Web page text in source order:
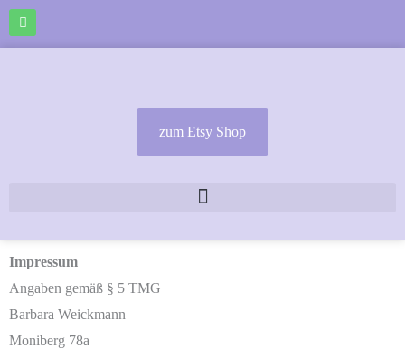
Zum
Inhalt
I
n
zum Etsy Shop
Impressum
Angaben gemäß § 5 TMG
Barbara Weickmann
Moniberg 78a